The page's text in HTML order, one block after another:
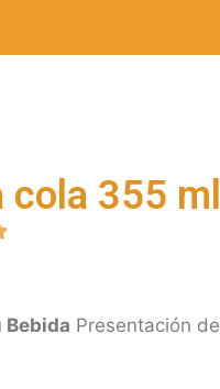
cola 355 ml
Bebida Presentación de